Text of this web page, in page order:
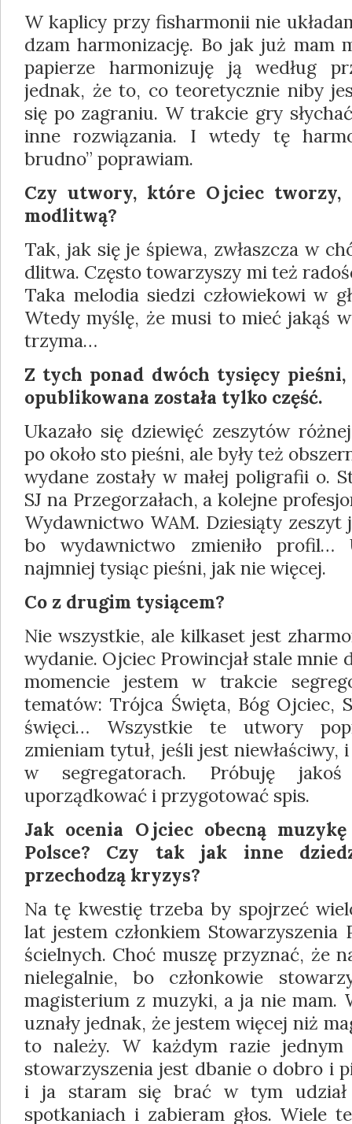
W kaplicy przy fisharmonii nie
dzam harmonizację. Bo jak już mam
papierze harmonizuję ją według
jednak, że to, co teoretycznie niby
się po zagra­niu. W trakcie gry
inne rozwiąza­nia. I wtedy tę
brudno” poprawiam.
Czy utwory, które Ojciec tworzy,
modlitwą?
Tak, jak się je śpiewa, zwłaszcza w
dlitwa. Często towarzyszy mi też
Taka melodia siedzi człowiekowi w
Wtedy myślę, że musi to mieć jakąś
trzyma…
Z tych ponad dwóch tysięcy
opublikowa­na została tylko część.
Ukazało się dziewięć zeszytów
po około sto pieśni, ale były też
wy­dane zostały w małej poligrafii o.
SJ na Przegorzałach, a kolejne
Wydawnictwo WAM. Dziesiąty zeszyt
bo wydawnictwo zmieniło profil…
najmniej tysiąc pieśni, jak nie więcej.
Co z drugim tysiącem?
Nie wszystkie, ale kilkaset jest
wydanie. Ojciec Prowincjał stale mnie
momencie jestem w trakcie
tema­tów: Trójca Święta, Bóg Ojciec,
święci… Wszystkie te utwory
zmieniam tytuł, jeśli jest niewłaściwy,
w segregatorach. Próbuję
uporządkować i przygotować spis.
Jak ocenia Ojciec obecną
Polsce? Czy tak jak inne
przechodzą kryzys?
Na tę kwestię trzeba by spojrzeć
lat jestem członkiem
ścielnych. Choć muszę przyznać, że
nielegalnie, bo członkowie
magi­sterium z muzyki, a ja nie mam.
uzna­ły jednak, że jestem więcej niż
to należy. W każdym razie
stowa­rzyszenia jest dbanie o dobro i
i ja staram się brać w tym
spotkaniach i zabieram głos. Wiele